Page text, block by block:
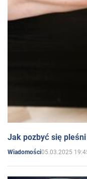
Jak pozbyć się
Wiadomości05.03.2025